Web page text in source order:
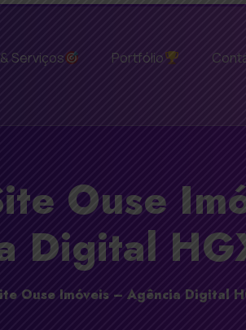
Serviços Portfólio
Ouse
Digital
Ouse Imóveis – Agência Digital